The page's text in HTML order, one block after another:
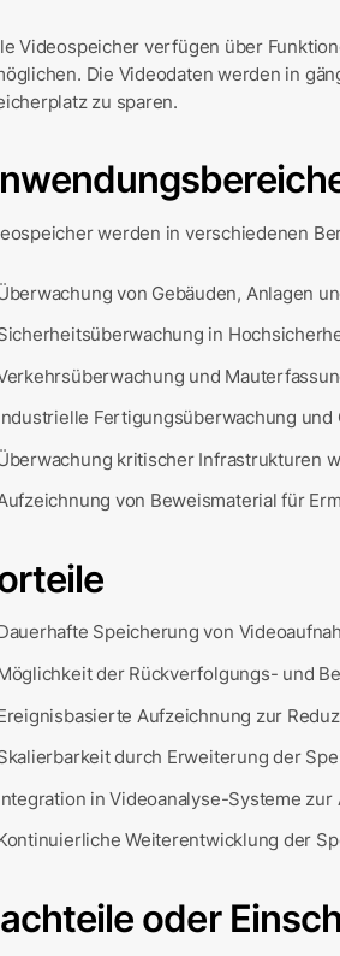
Videospeicher verfügen über
Die Videodaten werden in
zu sparen.
werden in verschiedenen
von Gebäuden, Anlagen
in
und
Fertigungsüberwachung und
kritischer Infrastrukturen
von Beweismaterial für
Speicherung von
der Rückverfolgungs- und
Aufzeichnung zur
durch Erweiterung der
in Videoanalyse-Systeme
Weiterentwicklung der
oder